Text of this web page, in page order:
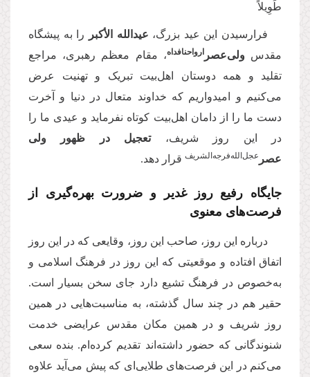
طَوِیلاً
فرارسیدن این عید بزرگ، عیدالله الأکبر
را به پیشگاه
مقدسولی‌عصر ارواحنافداه، مقام معظم رهبری، مراجع
تقلید و همه دوستان اهل‌بیت تبریک و تهنیت عرض
می‌کنیم و امیدواریم که خداوند متعال در دنیا و آخرت
دست ما را از دامان اهل‌بیت کوتاه نفرماید و عیدی ما را
در این روز شریف،تعجیل در ظهور ولی
عصر‌ عجل‌‌الله‌‌فرجه‌‌الشریف قرار دهد.
جایگاه رفیع روز غدیر و ضرورت بهره‌گیری از
فرصت‌های معنوی
درباره این روز، صاحب این روز، وقایعی که در این روز
اتفاق افتاده و موقعیتی که این روز در فرهنگ اسلامی و
به‌خصوص در فرهنگ تشیع دارد جای سخن بسیار است.
حقیر هم در چند سال‌ گذشته، به مناسبت‌هایی در همین
روز شریف و در همین مکان مقدس عرایضی خدمت
شنوندگانی که حضور داشته‌اند تقدیم کرده‌ام. بنده سعی
می‌کنم در این فرصت‌های طلایی‌ای که پیش می‌آید علاوه